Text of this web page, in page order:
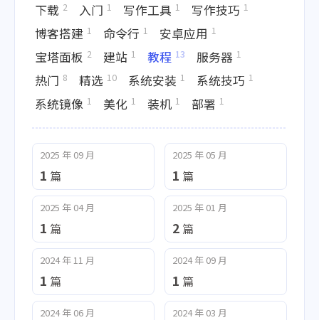
下载 2 入门 1 写作工具 1 写作技巧 1
博客搭建 1 命令行 1 安卓应用 1
宝塔面板 2 建站 1 教程 13 服务器 1
热门 8 精选 10 系统安装 1 系统技巧 1
系统镜像 1 美化 1 装机 1 部署 1
2025 年 09 月
1 篇
2025 年 05 月
1 篇
2025 年 04 月
1 篇
2025 年 01 月
2 篇
2024 年 11 月
1 篇
2024 年 09 月
1 篇
2024 年 06 月 2024 年 03 月